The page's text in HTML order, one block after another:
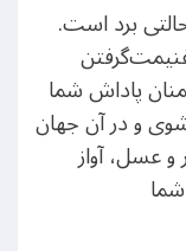
برد است.
پاداش شما
و در آن جهان
عسل، آواز